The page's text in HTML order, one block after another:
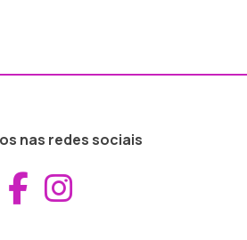
nas redes sociais
Aceder ao